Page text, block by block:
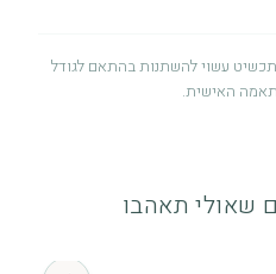
עשוי להשתנות בהתאם לגודל
האישית.
שאולי תאהבו